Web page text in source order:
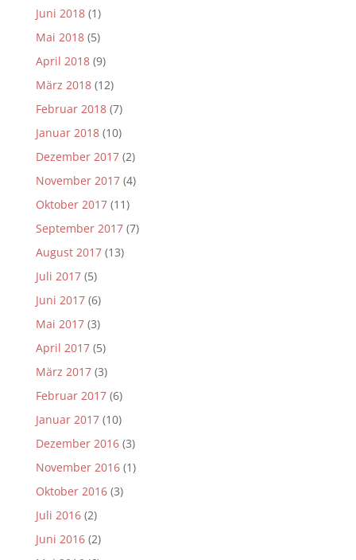
Juni 2018(1)
Mai 2018(5)
April 2018(9)
März 2018(12)
Februar 2018(7)
Januar 2018(10)
Dezember 2017(2)
November 2017(4)
Oktober 2017(11)
September 2017(7)
August 2017(13)
Juli 2017(5)
Juni 2017(6)
Mai 2017(3)
April 2017(5)
März 2017(3)
Februar 2017(6)
Januar 2017(10)
Dezember 2016(3)
November 2016(1)
Oktober 2016(3)
Juli 2016(2)
Juni 2016(2)